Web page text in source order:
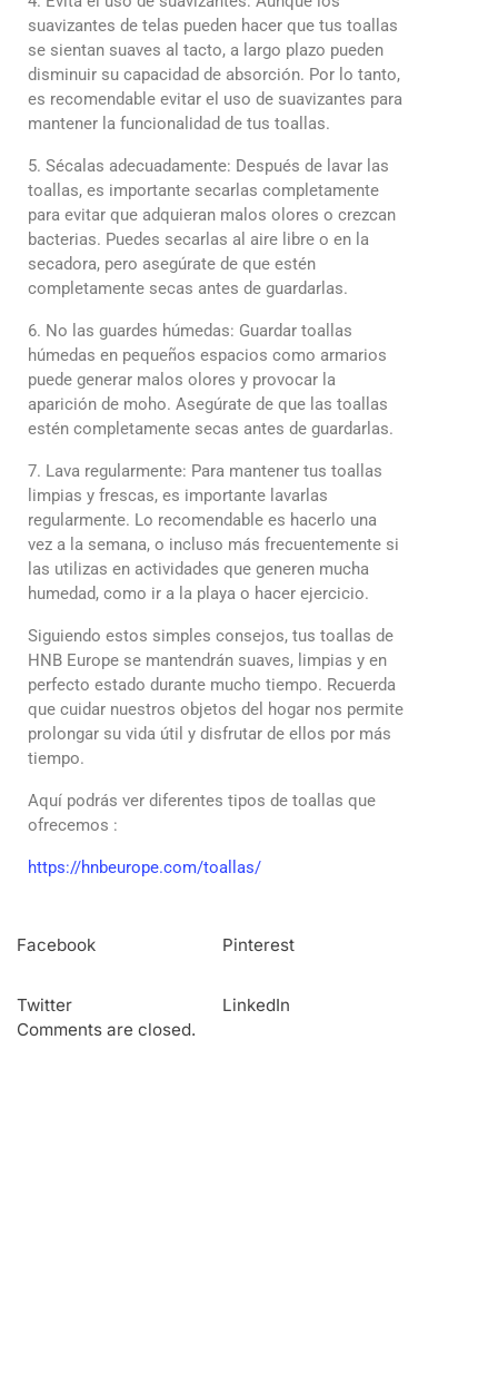
suavizantes de telas pueden hacer que tus toallas
se sientan suaves al tacto, a largo plazo pueden
disminuir su capacidad de absorción. Por lo tanto,
es recomendable evitar el uso de suavizantes para
mantener la funcionalidad de tus toallas.
5. Sécalas adecuadamente: Después de lavar las
toallas, es importante secarlas completamente
para evitar que adquieran malos olores o crezcan
bacterias. Puedes secarlas al aire libre o en la
secadora, pero asegúrate de que estén
completamente secas antes de guardarlas.
6. No las guardes húmedas: Guardar toallas
húmedas en pequeños espacios como armarios
puede generar malos olores y provocar la
aparición de moho. Asegúrate de que las toallas
estén completamente secas antes de guardarlas.
7. Lava regularmente: Para mantener tus toallas
limpias y frescas, es importante lavarlas
regularmente. Lo recomendable es hacerlo una
vez a la semana, o incluso más frecuentemente si
las utilizas en actividades que generen mucha
humedad, como ir a la playa o hacer ejercicio.
Siguiendo estos simples consejos, tus toallas de
HNB Europe se mantendrán suaves, limpias y en
perfecto estado durante mucho tiempo. Recuerda
que cuidar nuestros objetos del hogar nos permite
prolongar su vida útil y disfrutar de ellos por más
tiempo.
Aquí podrás ver diferentes tipos de toallas que
ofrecemos :
https://hnbeurope.com/toallas/
Facebook Pinterest
Twitter
LinkedIn
Comments are closed.